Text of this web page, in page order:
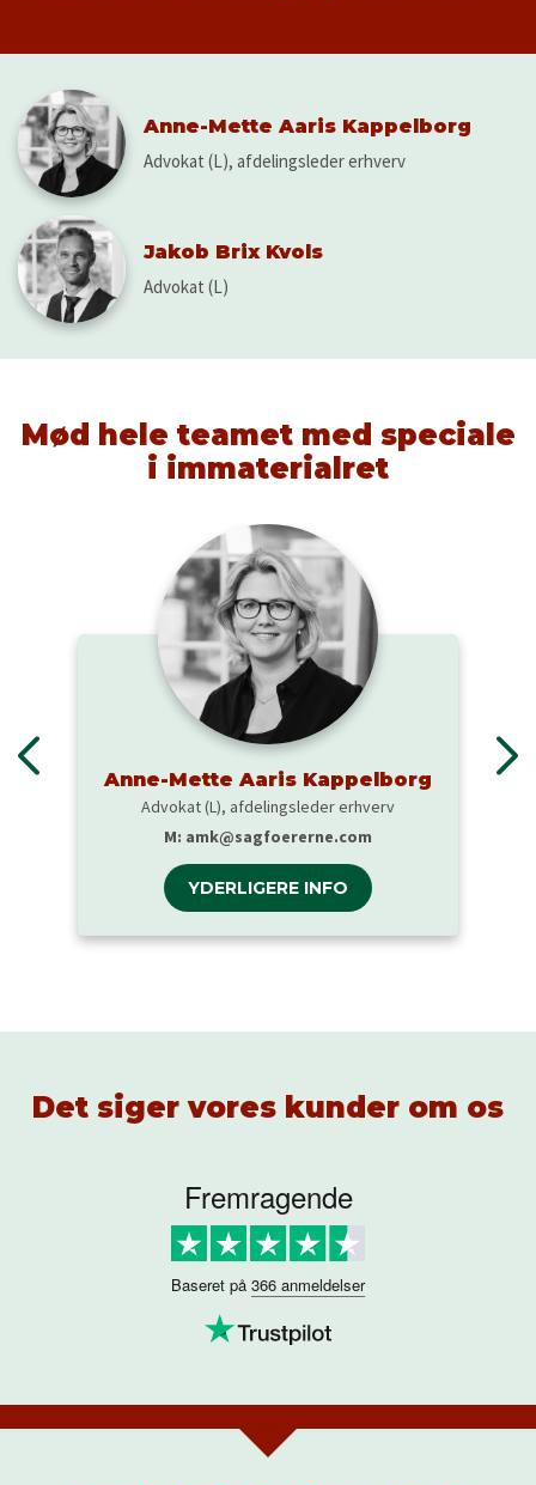
Anne-Mette Aaris Kappelborg
Advokat (L), afdelingsleder erhverv
Jakob Brix Kvols
Advokat (L)
Mød hele teamet med speciale
i immaterialret
Anne-Mette Aaris Kappelborg
Advokat (L), afdelingsleder erhverv
M: amk@sagfoererne.com
YDERLIGERE INFO
Det siger vores kunder om os
Fremragende
Baseret på 366 anmeldelser